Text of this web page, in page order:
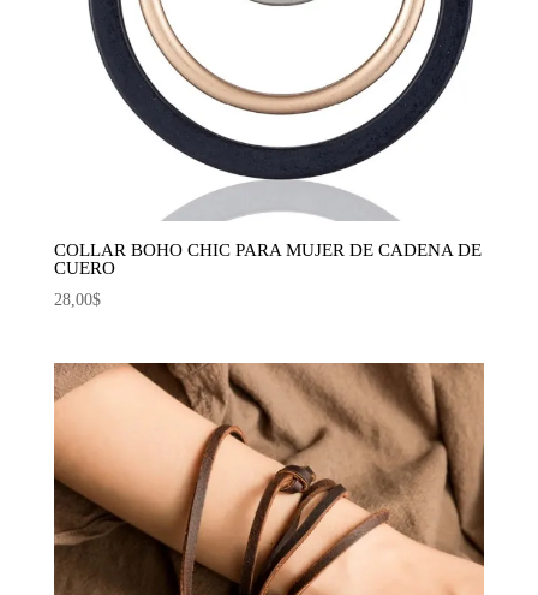
COLLAR BOHO CHIC PARA MUJER DE CADENA DE
CUERO
28,00$